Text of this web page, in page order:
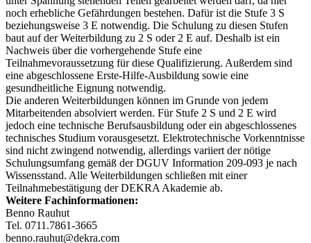
noch erhebliche Gefährdungen bestehen. Dafür ist die Stufe 3 S
beziehungsweise 3 E notwendig. Die Schulung zu diesen Stufen
baut auf der Weiterbildung zu 2 S oder 2 E auf. Deshalb ist ein
Nachweis über die vorhergehende Stufe eine
Teilnahmevoraussetzung für diese Qualifizierung. Außerdem sind
eine abgeschlossene Erste-Hilfe-Ausbildung sowie eine
gesundheitliche Eignung notwendig.
Die anderen Weiterbildungen können im Grunde von jedem
Mitarbeitenden absolviert werden. Für Stufe 2 S und 2 E wird
jedoch eine technische Berufsausbildung oder ein abgeschlossenes
technisches Studium vorausgesetzt. Elektrotechnische Vorkenntnisse
sind nicht zwingend notwendig, allerdings variiert der nötige
Schulungsumfang gemäß der DGUV Information 209-093 je nach
Wissensstand. Alle Weiterbildungen schließen mit einer
Teilnahmebestätigung der DEKRA Akademie ab.
Weitere Fachinformationen:
Benno Rauhut
Tel. 0711.7861-3665
benno.rauhut@dekra.com